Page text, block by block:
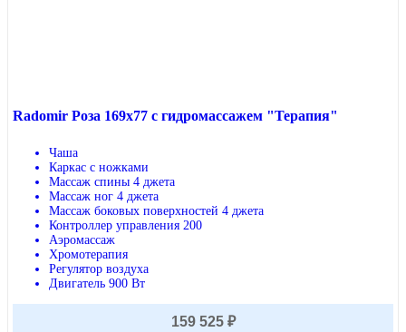
Radomir Роза 169x77 с гидромассажем "Терапия"
Чаша
Каркас с ножками
Массаж спины 4 джета
Массаж ног 4 джета
Массаж боковых поверхностей 4 джета
Контроллер управления 200
Аэромассаж
Хромотерапия
Регулятор воздуха
Двигатель 900 Вт
159 525 ₽